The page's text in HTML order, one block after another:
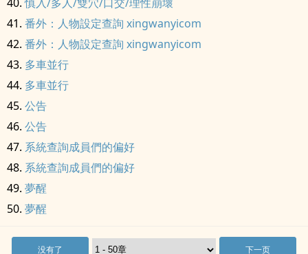
番外：人物設定查詢 xingwanyicom
番外：人物設定查詢 xingwanyicom
多車並行
多車並行
公告
公告
系統查詢成員們的偏好
系統查詢成員們的偏好
夢醒
夢醒
没有了 下一页